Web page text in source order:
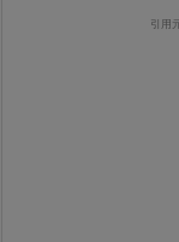
引用